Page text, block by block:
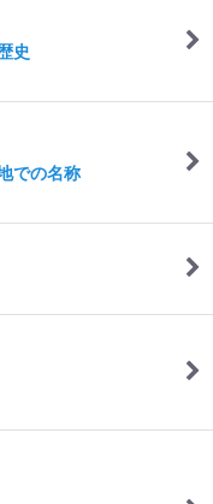
史
での名称